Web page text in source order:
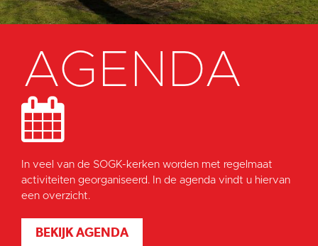
AGENDA
In veel van de SOGK-kerken worden met regelmaat
activiteiten georganiseerd. In de agenda vindt u hiervan
een overzicht.
BEKIJK AGENDA